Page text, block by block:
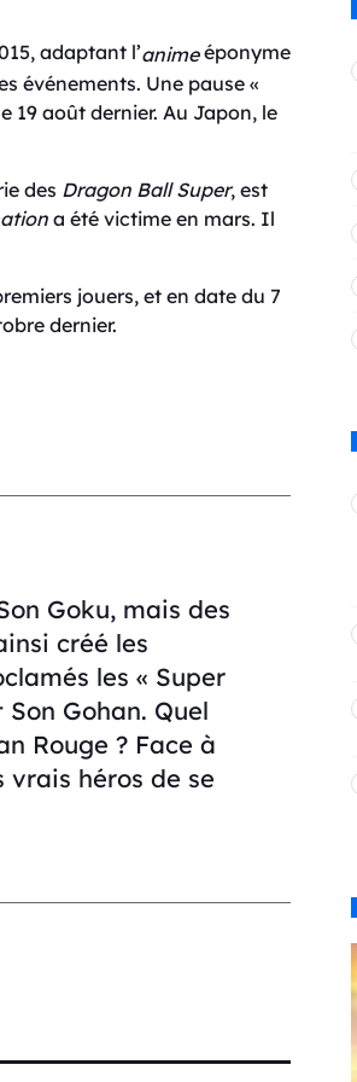
adaptant l’animeéponyme
événements. Une pause «
19 août dernier. Au Japon, le
des Dragon Ball Super, est
a été victime en mars. Il
jouers, et en date du 7
dernier.
Goku, mais des
créé les
les « Super
Gohan. Quel
Rouge ? Face à
héros de se